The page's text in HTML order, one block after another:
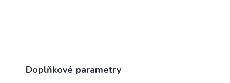
Doplňkové parametry